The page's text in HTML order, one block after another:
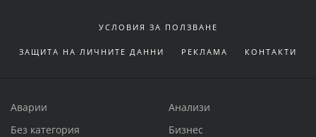
УСЛОВИЯ ЗА ПОЛЗВАНЕ
ЗАЩИТА НА ЛИЧНИТЕ ДАННИ РЕКЛАМА КОНТАКТИ
Аварии
Анализи
Без категория
Бизнес